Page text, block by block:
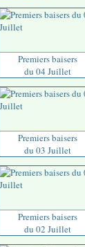
Premiers baisers
du 04 Juillet
Premiers baisers
du 03 Juillet
Premiers baisers
du 02 Juillet